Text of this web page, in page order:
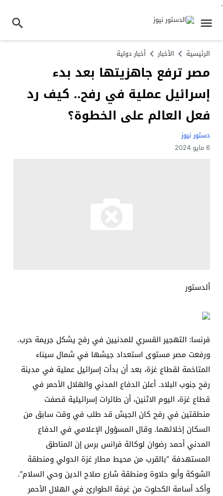
.
الرئيسية الأخبار أخبار دولية
مصر ترفع جاهزيتها بعد بدء
إسرائيل عملية في رفح.. كيف رد
فعل العالم على الخطوة؟
دستور نيوز
6 مايو 2024
ألدستور
فرنسا: التهجير القسري للمدنيين في رفح يشكل جريمة حرب.
ورفعت مصر مستوى استعداد جيشها في شمال سيناء
المتاخمة لقطاع غزة، بعد أن بدأت إسرائيل عملية في مدينة
رفح جنوب البلاد. أعلن الدفاع المدني والهلال الأحمر في
قطاع غزة، اليوم الاثنين، أن طائرات إسرائيلية قصفت
منطقتين في رفح كان الجيش قد طلب في وقت سابق من
السكان إخلائهما. وقال المسؤول الإعلامي في الدفاع
المدني أحمد رضوان لوكالة فرانس برس إن المناطق
المستهدفة “بالقرب من محيط مطار غزة الدولي ومنطقة
الشوكة وأبو حلاوة ومنطقة شارع صلاح الدين وحي السلام”.
وأكد أسامة الكحلوت من غرفة الطوارئ في الهلال الأحمر